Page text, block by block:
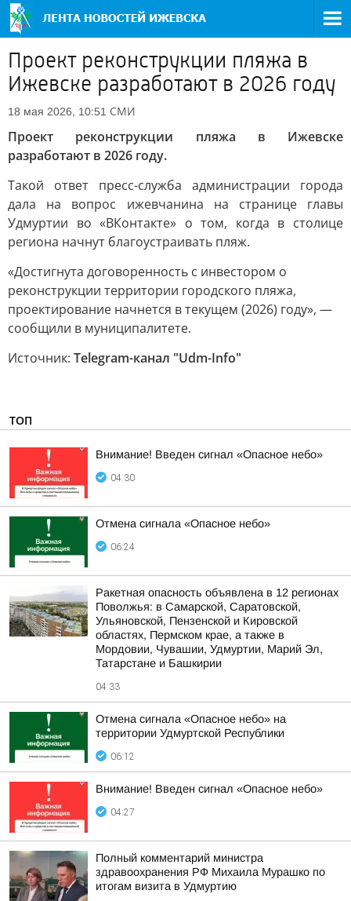
Проект реконструкции пляжа в
Ижевске разработают в 2026 году
18 мая 2026, 10:51 СМИ
Проект реконструкции пляжа в Ижевске
разработают в 2026 году.
Такой ответ пресс-служба администрации города
дала на вопрос ижевчанина на странице главы
Удмуртии во «ВКонтакте» о том, когда в столице
региона начнут благоустраивать пляж.
«Достигнута договоренность с инвестором о
реконструкции территории городского пляжа,
проектирование начнется в текущем (2026) году», —
сообщили в муниципалитете.
Источник: Telegram-канал "Udm-Info"
ТОП
Внимание! Введен сигнал «Опасное небо»
04:30
Отмена сигнала «Опасное небо»
06:24
Ракетная опасность объявлена в 12 регионах
Поволжья: в Самарской, Саратовской,
Ульяновской, Пензенской и Кировской
областях, Пермском крае, а также в
Мордовии, Чувашии, Удмуртии, Марий Эл,
Татарстане и Башкирии
04:33
Отмена сигнала «Опасное небо» на
территории Удмуртской Республики
06:12
Внимание! Введен сигнал «Опасное небо»
04:27
Полный комментарий министра
здравоохранения РФ Михаила Мурашко по
итогам визита в Удмуртию